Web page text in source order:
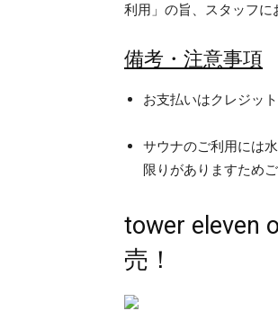
利用」の旨、スタッフに
備考・注意事項
お支払いはクレジッ
サウナのご利用には
限りがありますため
tower eleven
売！